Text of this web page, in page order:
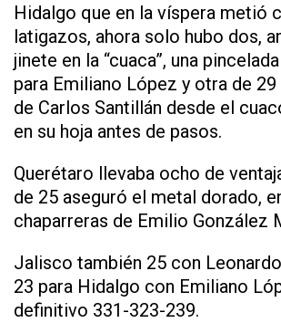
Hidalgo que en la víspera metió
latigazos, ahora solo hubo dos,
jinete en la “cuaca”, una
para Emiliano López y otra de
de Carlos Santillán desde el
en su hoja antes de pasos.
Querétaro llevaba ocho de
de 25 aseguró el metal dorado,
chaparreras de Emilio González
Jalisco también 25 con
23 para Hidalgo con Emiliano
definitivo 331-323-239.